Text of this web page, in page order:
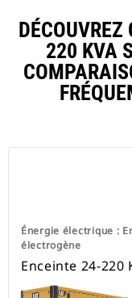
220 KVA
Énergie électrique :
électrogène
Enceinte 24-220